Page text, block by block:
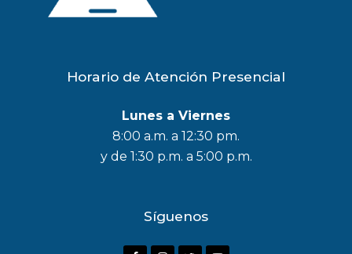
Horario de Atención Presencial
Lunes a Viernes
8:00 a.m. a 12:30 pm.
y de 1:30 p.m. a 5:00 p.m.
Síguenos